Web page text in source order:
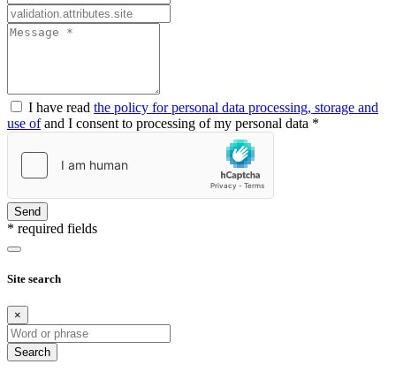
I have read the policy for personal data processing, storage and
use ofand I consent to processing of my personal data *
Send
* required fields
Site search
×
Search